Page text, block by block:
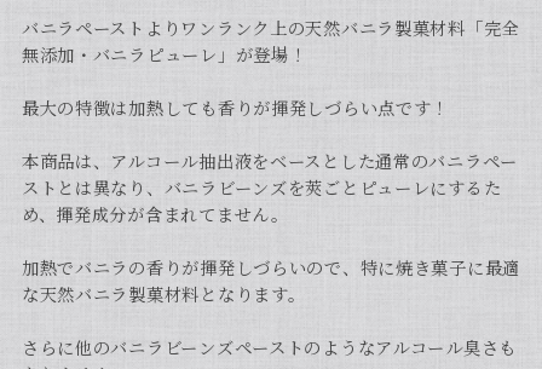
バニラペーストよりワンランク上の天然バニラ製菓材料「完全
無添加・バニラピューレ」が登場！
最大の特徴は加熱しても香りが揮発しづらい点です！
本商品は、アルコール抽出液をベースとした通常のバニラペー
ストとは異なり、バニラビーンズを莢ごとピューレにするた
め、揮発成分が含まれてません。
加熱でバニラの香りが揮発しづらいので、特に焼き菓子に最適
な天然バニラ製菓材料となります。
さらに他のバニラビーンズペーストのようなアルコール臭さも